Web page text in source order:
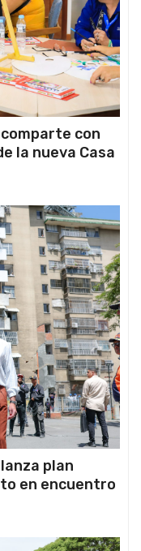
con
la nueva Casa
en Caracas
plan
en encuentro